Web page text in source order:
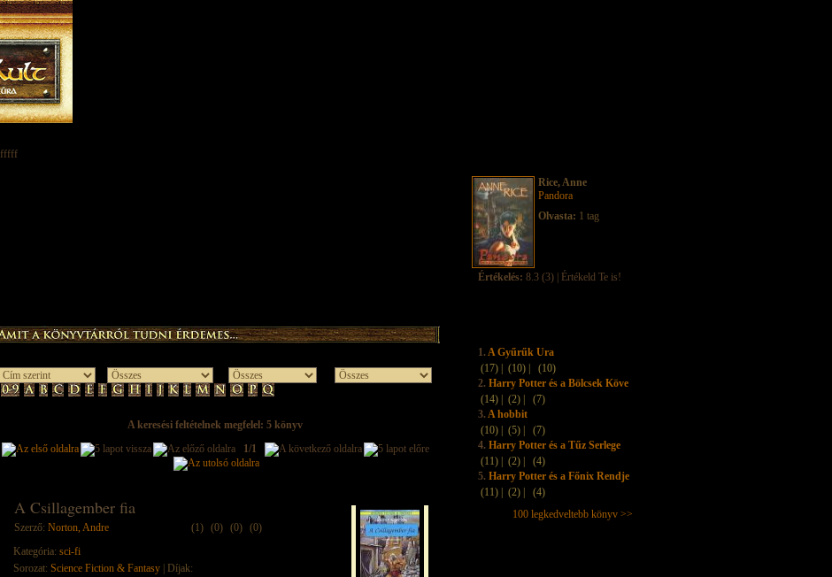
fffff
A keresési feltételnek megfelel: 5 könyv
1/1
A Csillagember fia
Szerző: Norton, Andre (1) (0) (0) (0)
Kategória: sci-fi
Sorozat: Science Fiction & Fantasy| Díjak:
Rice, Anne
Pandora
Olvasta: 1 tag
Értékelés: 8.3 (3) | Értékeld Te is!
1.A Gyűrűk Ura
(17) |
(10) |
(10)
2. Harry Potter és a Bölcsek Köve
(14) |
(2) |
(7)
3.A hobbit
(10) |
(5) |
(7)
4. Harry Potter és a Tűz Serlege
(11) |
(2) |
(4)
5. Harry Potter és a Főnix Rendje
(11) |
(2) |
(4)
100 legkedveltebb könyv >>